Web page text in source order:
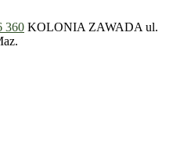
360 KOLONIA ZAWADA ul.